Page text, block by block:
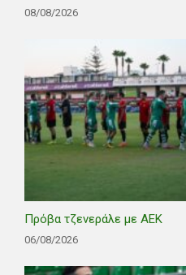
08/08/2026
Πρόβα τζενεράλε με ΑΕΚ
06/08/2026